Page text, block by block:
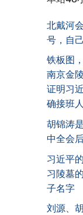
北戴河
号，自
铁板图
南京金
证明习
确接班
胡锦涛
中全会
习近平
习陵墓
子名字
刘源、